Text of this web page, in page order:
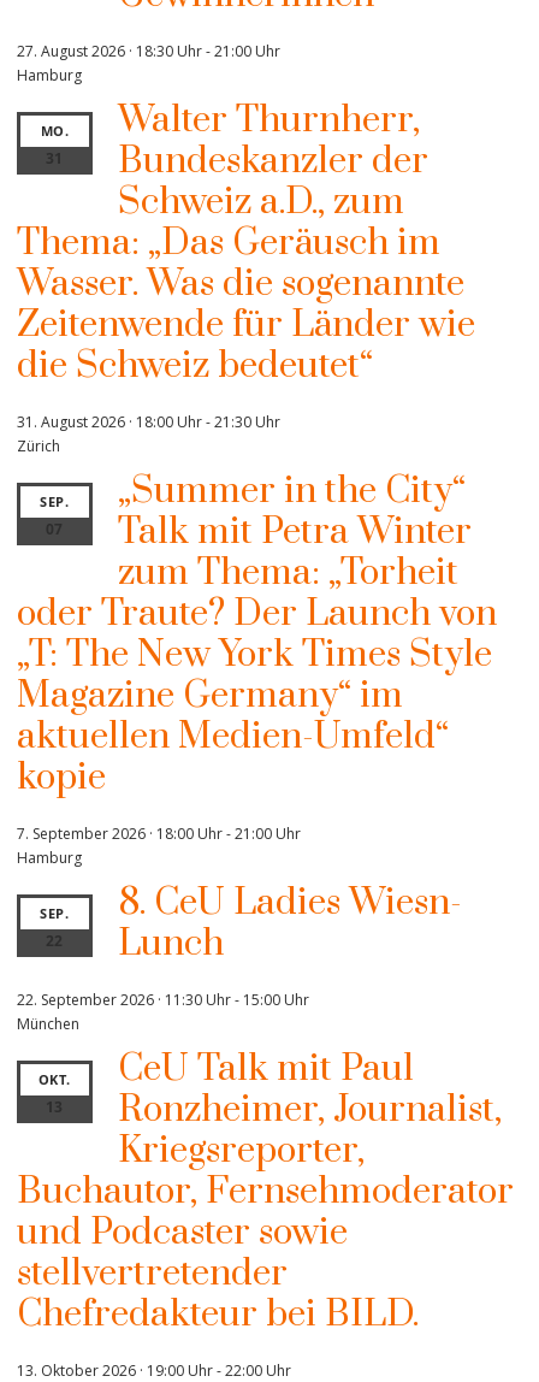
27. August 2026 · 18:30 Uhr-21:00 Uhr
Hamburg
MO.
31
Walter Thurnherr,
Bundeskanzler der
Schweiz a.D., zum
Thema: „Das Geräusch im
Wasser. Was die sogenannte
Zeitenwende für Länder wie
die Schweiz bedeutet“
31. August 2026 · 18:00 Uhr-21:30 Uhr
Zürich
SEP.
07
„Summer in the City“
Talk mit Petra Winter
zum Thema: „Torheit
oder Traute? Der Launch von
„T: The New York Times Style
Magazine Germany“ im
aktuellen Medien-Umfeld“
kopie
7. September 2026 · 18:00 Uhr-21:00 Uhr
Hamburg
SEP.
22
8. CeU Ladies Wiesn-
Lunch
22. September 2026 · 11:30 Uhr- 15:00 Uhr
München
OKT.
13
CeU Talk mit Paul
Ronzheimer, Journalist,
Kriegsreporter,
Buchautor, Fernsehmoderator
und Podcaster sowie
stellvertretender
Chefredakteur bei BILD.
13. Oktober 2026 · 19:00 Uhr-22:00 Uhr